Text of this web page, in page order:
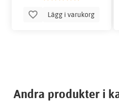
Lägg i varukorg
Andra produkter i